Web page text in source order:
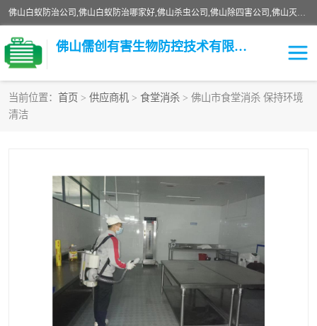
佛山白蚁防治公司,佛山白蚁防治哪家好,佛山杀虫公司,佛山除四害公司,佛山灭白蚁公司,佛山白蚁防治佛山儒创有害生物防治有限公司是一家佛山杀虫公司、佛山除四害公司、佛山灭白蚁公司、佛山白蚁防治公司，让您远离虫害困扰。要问佛山白蚁防治哪家好？佛山儒创有害生物防治有限公司全佛山、广州，正规公司，上门勘查，可靠，售后有保障。
佛山儒创有害生物防控技术有限公司
当前位置： 首页 > 供应商机 > 食堂消杀 > 佛山市食堂消杀 保持环境
清洁
白蚁消杀
除四害
园区消杀
害虫防治